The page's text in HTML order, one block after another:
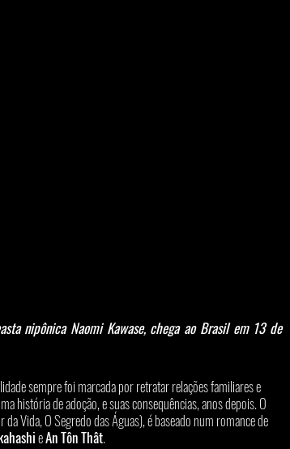
nipônica Naomi Kawase, chega ao Brasil em 13 de
sempre foi marcada por retratar relações familiares e
história de adoção, e suas consequências, anos depois. O
da Vida, O Segredo das Águas), é baseado num romance de
e An Tôn Thât.